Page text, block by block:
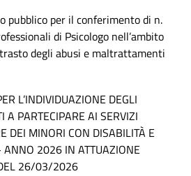
pubblico per il conferimento di n.
di Psicologo nell’ambito
degli abusi e maltrattamenti
L’INDIVIDUAZIONE DEGLI
A PARTECIPARE AI SERVIZI
DEI MINORI CON DISABILITÀ E
ANNO 2026 IN ATTUAZIONE
26/03/2026